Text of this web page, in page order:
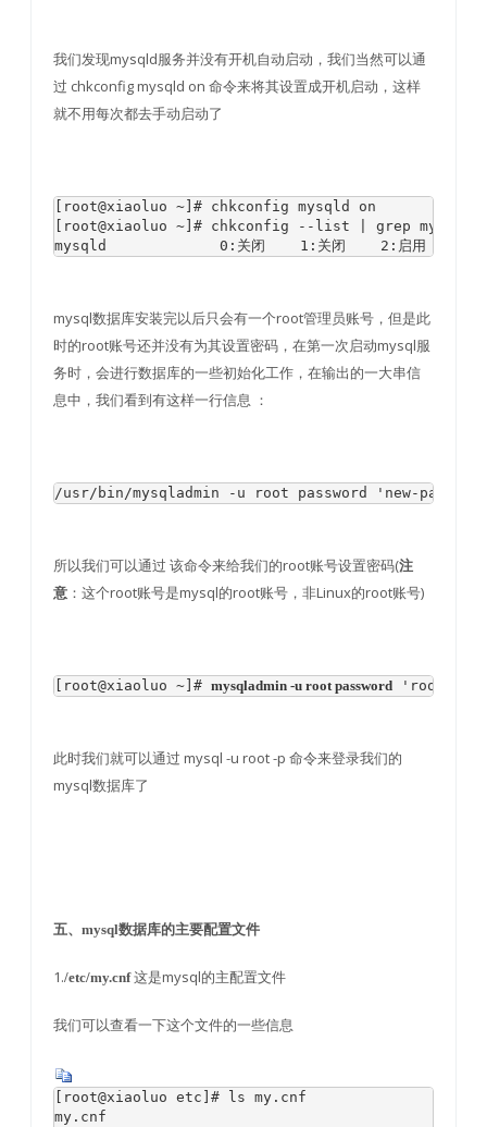
我们发现mysqld服务并没有开机自动启动，我们当然可以通
过 chkconfig mysqld on 命令来将其设置成开机启动，这样
就不用每次都去手动启动了
[root@xiaoluo ~]# chkconfig mysqld on
[root@xiaoluo ~]# chkconfig --list | grep mysql
mysqld             0:关闭    1:关闭    2:启用    3:
mysql数据库安装完以后只会有一个root管理员账号，但是此
时的root账号还并没有为其设置密码，在第一次启动mysql服
务时，会进行数据库的一些初始化工作，在输出的一大串信
息中，我们看到有这样一行信息 ：
所以我们可以通过 该命令来给我们的root账号设置密码(注
意 ：这个root账号是mysql的root账号，非Linux的root账号)
[root@xiaoluo ~]# mysqladmin -u root password 'root'　　//
此时我们就可以通过 mysql -u root -p 命令来登录我们的
mysql数据库了
五、mysql数据库的主要配置文件
1./etc/my.cnf这是mysql的主配置文件
我们可以查看一下这个文件的一些信息
[root@xiaoluo etc]# ls my.cnf
my.cnf